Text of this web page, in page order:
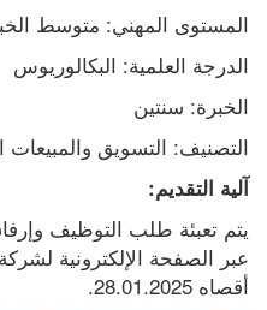
المستوى المهني: متوسط
الدرجة العلمية: البكالوريوس
الخبرة: سنتين
التصنيف: التسويق والمبيعات
آلية التقديم:
أقصاه 28.01.2025.